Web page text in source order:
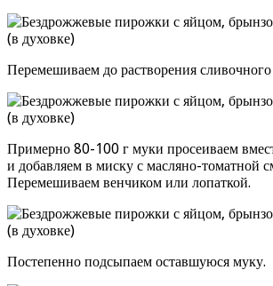
Перемешиваем до растворения сливочного
Примерно 80-100 г муки просеиваем
и добавляем в миску с масляно-томатной
Перемешиваем венчиком или лопаткой.
Постепенно подсыпаем оставшуюся муку.